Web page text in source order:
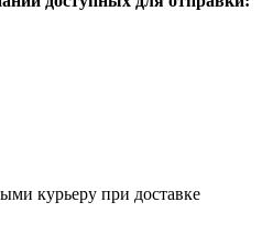
курьеру при доставке